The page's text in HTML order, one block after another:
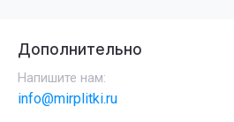
Дополнительно
Напишите нам:
info@mirplitki.ru